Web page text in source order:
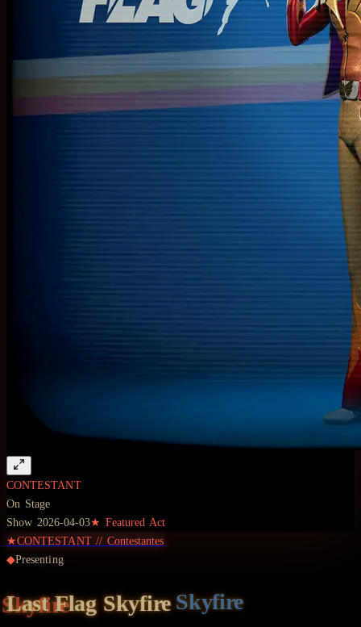
CONTESTANT
On Stage
Show 2026-04-03★ Featured Act
★CONTESTANT // Contestantes
◆Presenting
Last FlagSkyfire